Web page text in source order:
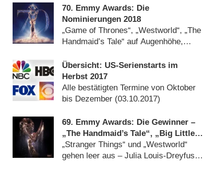
70. Emmy Awards: Die
Nominierungen 2018
„Game of Thrones“, „Westworld“, „The
Handmaid’s Tale“ auf Augenhöhe,
Übersicht: US-Serienstarts im
Herbst 2017
Alle bestätigten Termine von Oktober
bis Dezember (03.10.2017)
69. Emmy Awards: Die Gewinner –
„The Handmaid’s Tale“, „Big Little
Lies“ räumen ab
„Stranger Things“ und „Westworld“
gehen leer aus – Julia Louis-Dreyfus